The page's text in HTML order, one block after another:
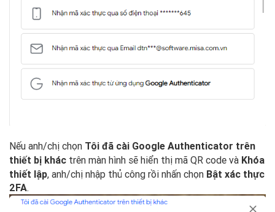
Nếu anh/chị chọn Tôi đã cài Google Authenticator trên
thiết bị khác trên màn hình sẽ hiển thị mã QR code và Khóa
thiết lập, anh/chị nhập thủ công rồi nhấn chọn Bật xác thực
2FA.